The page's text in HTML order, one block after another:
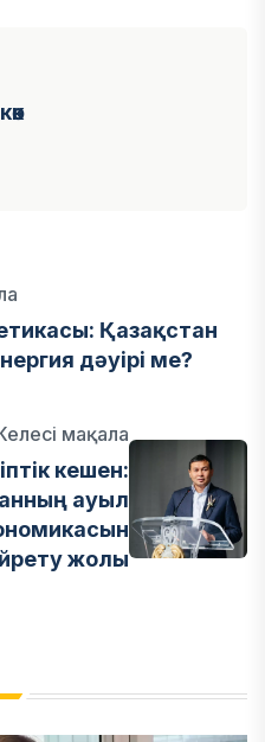
Қазақстан
дәуірі ме?
мақала
кешен:
ауыл
жолы